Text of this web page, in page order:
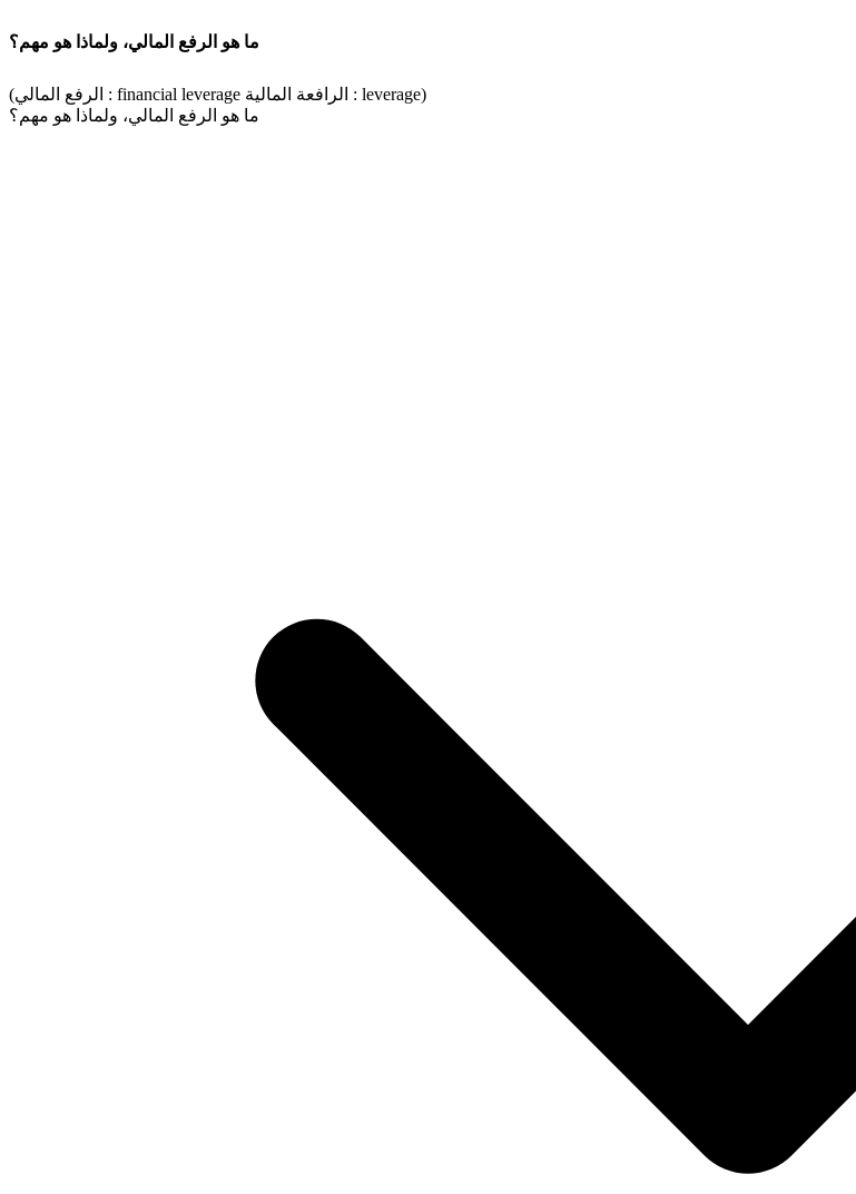
ما هو الرفع المالي، ولماذا هو مهم؟
(الرفع المالي : financial leverage الرافعة المالية : leverage)
ما هو الرفع المالي، ولماذا هو مهم؟